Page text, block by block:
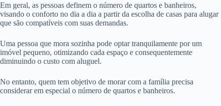
Em geral, as pessoas definem o número de quartos e banheiros,
visando o conforto no dia a dia a partir da escolha de casas para alugar
que são compatíveis com suas demandas.
Uma pessoa que mora sozinha pode optar tranquilamente por um
imóvel pequeno, otimizando cada espaço e consequentemente
diminuindo o custo com aluguel.
No entanto, quem tem objetivo de morar com a família precisa
considerar em especial o número de quartos e banheiros.